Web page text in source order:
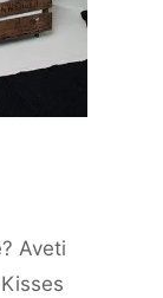
Aveti